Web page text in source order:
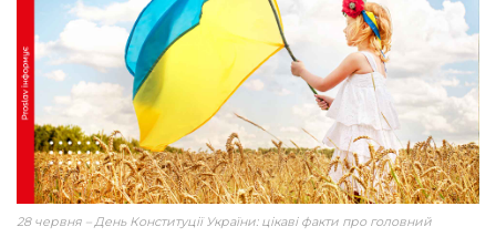
28 червня – День Конституції України: цікаві факти про головний